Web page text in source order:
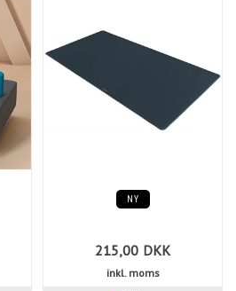
NY
215,00 DKK
inkl. moms